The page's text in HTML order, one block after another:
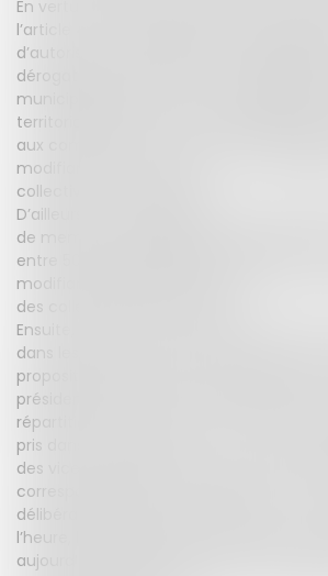
En vertu du principe de pluralisme
l’article 4 de la Constitution, la
d’autoriser le dépôt de listes
dérogations au principe de complétude
municipal prévues par le code général
territoriales pour les communes de
aux communes entre 500 et 999
modifiant l'article L. 2121-2-1 du code
collectivités territoriales).
D’ailleurs, il y est également prévu de
de membres du conseil municipal pour
entre 500 et 999 habitants, de 15 à 13
modifiant le tableau de l’article L. 2121-2
des collectivités territoriales).
Ensuite, et dans un souci d’instauration
dans les exécutifs des
proposition prévoit que la répartition
présidents des EPCI par sexe s’effectue
répartition par sexe des membres de
pris dans son ensemble – c’est-à-dire
des vice-présidents de chaque sexe au
correspondre à leur répartition au sein de
délibérant pris dans son ensemble –,
l’heure, la faible présence des femmes
aujourd’hui d’imposer la stricte parité